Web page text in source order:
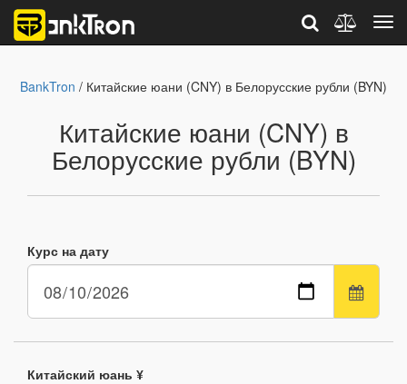
BankTron / Китайские юани (CNY) в Белорусские рубли (BYN)
Китайские юани (CNY) в
Белорусские рубли (BYN)
Курс на дату
Китайский юань ¥